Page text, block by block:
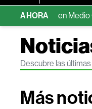
AHORA
en Medio
Descubre las
Más